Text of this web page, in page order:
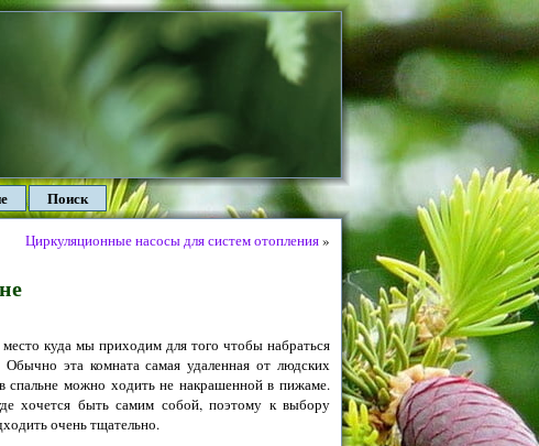
Поиск
Циркуляционные насосы для систем отопления»
куда мы приходим для того чтобы набраться
Обычно эта комната самая удаленная от людских
спальне можно ходить не накрашенной в пижаме.
хочется быть самим собой, поэтому к выбору
очень тщательно.